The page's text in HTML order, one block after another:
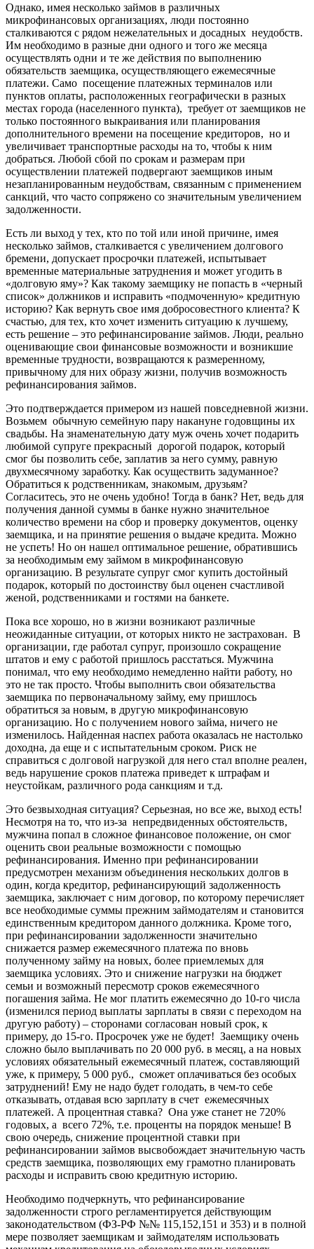
Однако, имея несколько займов в различных
микрофинансовых организациях, люди постоянно
сталкиваются с рядом нежелательных и досадных неудобств.
Им необходимо в разные дни одного и того же месяца
осуществлять одни и те же действия по выполнению
обязательств заемщика, осуществляющего ежемесячные
платежи. Само посещение платежных терминалов или
пунктов оплаты, расположенных географически в разных
местах города (населенного пункта), требует от заемщиков не
только постоянного выкраивания или планирования
дополнительного времени на посещение кредиторов, но и
увеличивает транспортные расходы на то, чтобы к ним
добраться. Любой сбой по срокам и размерам при
осуществлении платежей подвергают заемщиков иным
незапланированным неудобствам, связанным с применением
санкций, что часто сопряжено со значительным увеличением
задолженности.
Есть ли выход у тех, кто по той или иной причине, имея
несколько займов, сталкивается с увеличением долгового
бремени, допускает просрочки платежей, испытывает
временные материальные затруднения и может угодить в
«долговую яму»? Как такому заемщику не попасть в «черный
список» должников и исправить «подмоченную» кредитную
историю? Как вернуть свое имя добросовестного клиента? К
счастью, для тех, кто хочет изменить ситуацию к лучшему,
есть решение – это рефинансирование займов. Люди, реально
оценивающие свои финансовые возможности и возникшие
временные трудности, возвращаются к размеренному,
привычному для них образу жизни, получив возможность
рефинансирования займов.
Это подтверждается примером из нашей повседневной жизни.
Возьмем обычную семейную пару накануне годовщины их
свадьбы. На знаменательную дату муж очень хочет подарить
любимой супруге прекрасный дорогой подарок, который
смог бы позволить себе, заплатив за него сумму, равную
двухмесячному заработку. Как осуществить задуманное?
Обратиться к родственникам, знакомым, друзьям?
Согласитесь, это не очень удобно! Тогда в банк? Нет, ведь для
получения данной суммы в банке нужно значительное
количество времени на сбор и проверку документов, оценку
заемщика, и на принятие решения о выдаче кредита. Можно
не успеть! Но он нашел оптимальное решение, обратившись
за необходимым ему займом в микрофинансовую
организацию. В результате супруг смог купить достойный
подарок, который по достоинству был оценен счастливой
женой, родственниками и гостями на банкете.
Пока все хорошо, но в жизни возникают различные
неожиданные ситуации, от которых никто не застрахован. В
организации, где работал супруг, произошло сокращение
штатов и ему с работой пришлось расстаться. Мужчина
понимал, что ему необходимо немедленно найти работу, но
это не так просто. Чтобы выполнить свои обязательства
заемщика по первоначальному займу, ему пришлось
обратиться за новым, в другую микрофинансовую
организацию. Но с получением нового займа, ничего не
изменилось. Найденная наспех работа оказалась не настолько
доходна, да еще и с испытательным сроком. Риск не
справиться с долговой нагрузкой для него стал вполне реален,
ведь нарушение сроков платежа приведет к штрафам и
неустойкам, различного рода санкциям и т.д.
Это безвыходная ситуация? Серьезная, но все же, выход есть!
Несмотря на то, что из-за непредвиденных обстоятельств,
мужчина попал в сложное финансовое положение, он смог
оценить свои реальные возможности с помощью
рефинансирования. Именно при рефинансировании
предусмотрен механизм объединения нескольких долгов в
один, когда кредитор, рефинансирующий задолженность
заемщика, заключает с ним договор, по которому перечисляет
все необходимые суммы прежним займодателям и становится
единственным кредитором данного должника. Кроме того,
при рефинансировании задолженности значительно
снижается размер ежемесячного платежа по вновь
полученному займу на новых, более приемлемых для
заемщика условиях. Это и снижение нагрузки на бюджет
семьи и возможный пересмотр сроков ежемесячного
погашения займа. Не мог платить ежемесячно до 10-го числа
(изменился период выплаты зарплаты в связи с переходом на
другую работу) – сторонами согласован новый срок, к
примеру, до 15-го. Просрочек уже не будет! Заемщику очень
сложно было выплачивать по 20 000 руб. в месяц, а на новых
условиях обязательный ежемесячный платеж, составляющий
уже, к примеру, 5 000 руб., сможет оплачиваться без особых
затруднений! Ему не надо будет голодать, в чем-то себе
отказывать, отдавая всю зарплату в счет ежемесячных
платежей. А процентная ставка? Она уже станет не 720%
годовых, а всего 72%, т.е. проценты на порядок меньше! В
свою очередь, снижение процентной ставки при
рефинансировании займов высвобождает значительную часть
средств заемщика, позволяющих ему грамотно планировать
расходы и исправить свою кредитную историю.
Необходимо подчеркнуть, что рефинансирование
задолженности строго регламентируется действующим
законодательством (ФЗ-РФ №№ 115,152,151 и 353) и в полной
мере позволяет заемщикам и займодателям использовать